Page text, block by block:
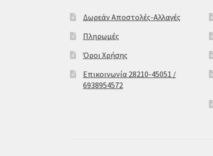
Δωρεάν Αποστολές-Αλλαγές
Πληρωμές
Όροι Χρήσης
Επικοινωνία 28210-45051 /
6938954572